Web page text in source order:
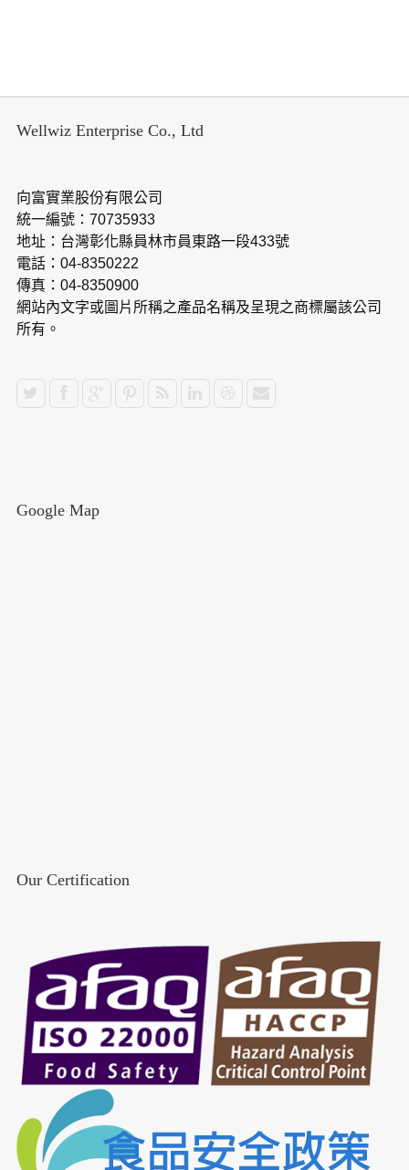
Wellwiz Enterprise Co., Ltd
向富實業股份有限公司
統一編號：70735933
地址：台灣彰化縣員林市員東路一段433號
電話：04-8350222
傳真：04-8350900
網站內文字或圖片所稱之產品名稱及呈現之商標屬該公司
所有。
Google Map
Our Certification